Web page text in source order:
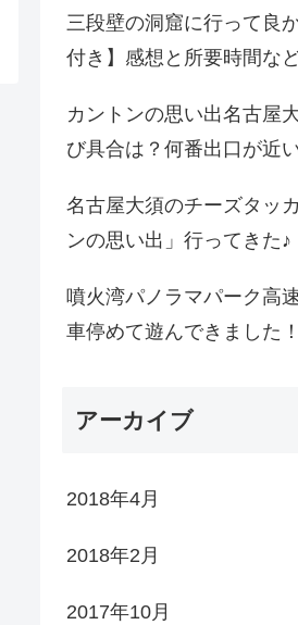
三段壁の洞窟に行って良
付き】感想と所要時間な
カントンの思い出名古屋
び具合は？何番出口が近
名古屋大須のチーズタッ
ンの思い出」行ってきた♪
噴火湾パノラマパーク高
車停めて遊んできました！
アーカイブ
2018年4月
2018年2月
2017年10月